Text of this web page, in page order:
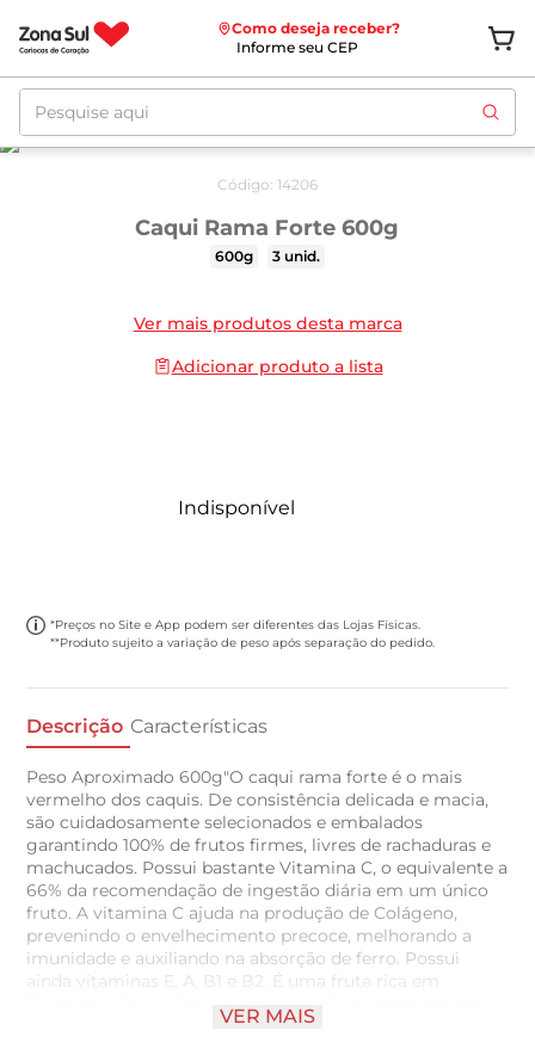
Como deseja receber?
Informe seu CEP
Pesquise aqui
Código: 14206
Caqui Rama Forte 600g
600g 3 unid.
Ver mais produtos desta marca
Adicionar produto a lista
Indisponível
*Preços no Site e App podem ser diferentes das Lojas Físicas.
**Produto sujeito a variação de peso após separação do pedido.
Descrição Características
Peso Aproximado 600g"O caqui rama forte é o mais
vermelho dos caquis. De consistência delicada e macia,
são cuidadosamente selecionados e embalados
garantindo 100% de frutos firmes, livres de rachaduras e
machucados. Possui bastante Vitamina C, o equivalente a
66% da recomendação de ingestão diária em um único
fruto. A vitamina C ajuda na produção de Colágeno,
prevenindo o envelhecimento precoce, melhorando a
imunidade e auxiliando na absorção de ferro. Possui
ainda vitaminas E, A, B1 e B2. É uma fruta rica em
Proteínas, Cálcio, Ferro e Licopeno. É rico também em
betacaroteno, que atua como antioxidante e combate a
VER MAIS